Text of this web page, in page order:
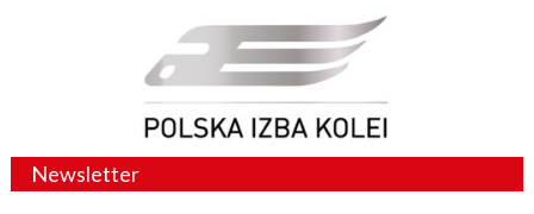
Newsletter